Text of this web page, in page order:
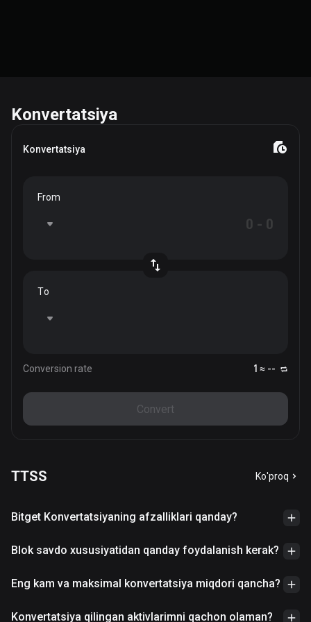
Konvertatsiya
Konvertatsiya
From
To
Conversion rate 1 ≈ --
Convert
TTSS Ko'proq
Bitget Konvertatsiyaning afzalliklari qanday?
Blok savdo xususiyatidan qanday foydalanish kerak?
Eng kam va maksimal konvertatsiya miqdori qancha?
Konvertatsiya qilingan aktivlarimni qachon olaman?